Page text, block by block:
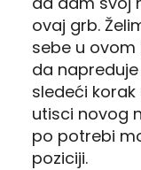
ovaj grb.
sebe u
da
sledeći korak
utisci novog
po potrebi
poziciji.